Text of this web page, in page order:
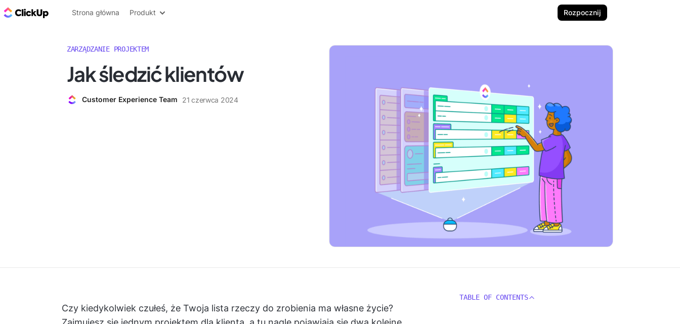
ClickUp Blog
Strona główna Produkt Rozpocznij
ZARZĄDZANIE PROJEKTEM
Jak śledzić klientów
Customer Experience Team 21 czerwca 2024
Czy kiedykolwiek czułeś, że Twoja lista rzeczy do zrobienia ma własne życie?
TABLE OF CONTENTS